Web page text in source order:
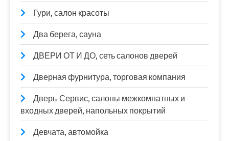
Гури, салон красоты
Два берега, сауна
ДВЕРИ ОТ И ДО, сеть салонов дверей
Дверная фурнитура, торговая компания
Дверь-Сервис, салоны межкомнатных и
входных дверей, напольных покрытий
Девчата, автомойка